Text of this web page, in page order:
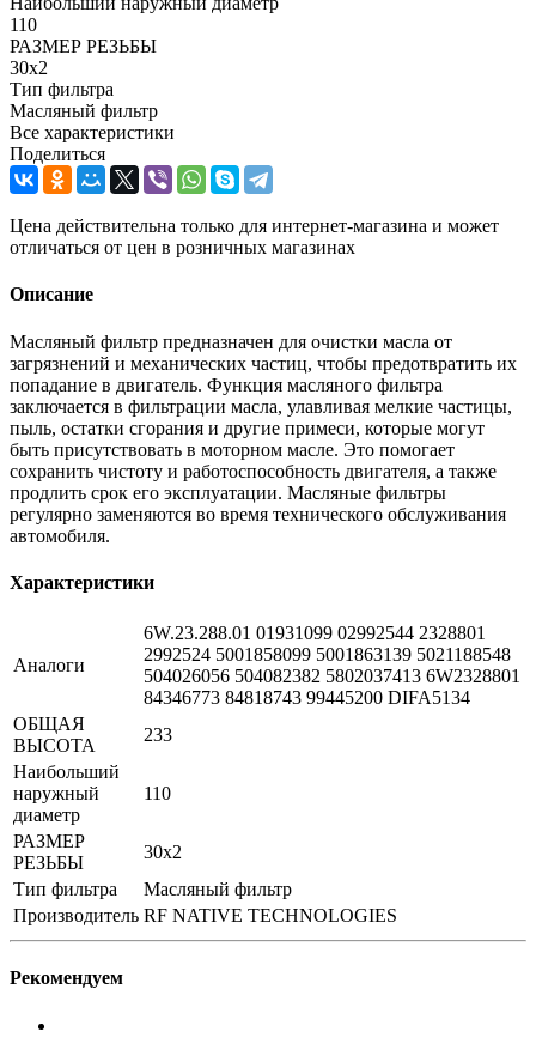
110
РАЗМЕР РЕЗЬБЫ
30x2
Тип фильтра
Масляный фильтр
Все характеристики
Поделиться
Цена действительна только для интернет-магазина и может
отличаться от цен в розничных магазинах
Описание
Масляный фильтр предназначен для очистки масла от
загрязнений и механических частиц, чтобы предотвратить их
попадание в двигатель. Функция масляного фильтра
заключается в фильтрации масла, улавливая мелкие частицы,
пыль, остатки сгорания и другие примеси, которые могут
быть присутствовать в моторном масле. Это помогает
сохранить чистоту и работоспособность двигателя, а также
продлить срок его эксплуатации. Масляные фильтры
регулярно заменяются во время технического обслуживания
автомобиля.
Характеристики
Аналоги
6W.23.288.01 01931099 02992544 2328801
2992524 5001858099 5001863139 5021188548
504026056 504082382 5802037413 6W2328801
84346773 84818743 99445200 DIFA5134
ОБЩАЯ
ВЫСОТА
233
Наибольший
наружный
диаметр
110
РАЗМЕР
РЕЗЬБЫ
30x2
Тип фильтра
Масляный фильтр
Производитель RF NATIVE TECHNOLOGIES
Рекомендуем